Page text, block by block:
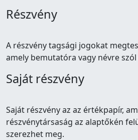
Részvény
A részvény tagsági jogokat
amely bemutatóra vagy névre
Saját részvény
Saját részvény az az értékpapír,
részvénytársaság az alaptőkén
szerezhet meg.